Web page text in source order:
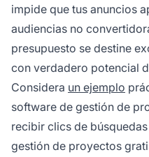
impide que tus anuncios
audiencias no
presupuesto se destine
con verdadero potencial
Considera un ejemplo
software de gestión de
recibir clics de
gestión de proyectos